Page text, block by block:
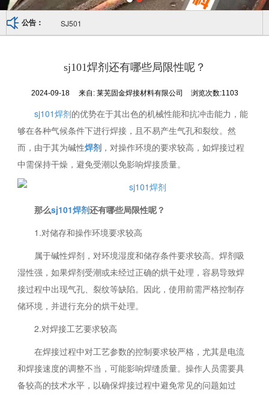
公告： SJ501
sj101焊剂还有哪些局限性呢？
2024-09-18 来自: 莱芜固金焊接材料有限公司 浏览次数:1103
sj101焊剂的优势在于其出色的机械性能和抗冲击能力，能
够在各种气候条件下进行焊接，且不易产生气孔和裂纹。然
而，由于其为碱性焊剂 ，对操作环境的要求较高，如焊接过程
中需保持干燥，避免受潮以免影响焊接质量。
那么sj101焊剂还有哪些局限性呢？
1.对储存和操作环境要求较高
属于碱性焊剂，对环境湿度和储存条件要求较高。焊剂吸
湿性强，如果焊剂受潮或未经过正确的烘干处理，容易导致焊
接过程中出现气孔、裂纹等缺陷。因此，使用前需严格控制存
储环境，并进行充分的烘干处理。
2.对焊接工艺要求较高
在焊接过程中对工艺参数的控制要求较严格，尤其是电流
和焊接速度的调整不当，可能影响焊缝质量。操作人员需要具
备较高的技术水平，以确保焊接过程中避免常见的问题如过